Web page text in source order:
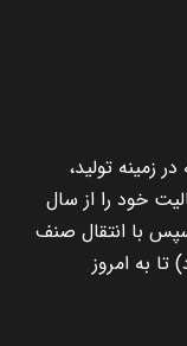
زمینه تولید،
خود را از سال
و سپس با انتقال صنف
به امروز